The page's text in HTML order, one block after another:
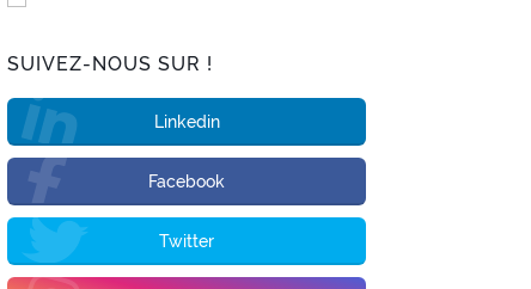
SUIVEZ-NOUS SUR !
Linkedin
Facebook
Twitter